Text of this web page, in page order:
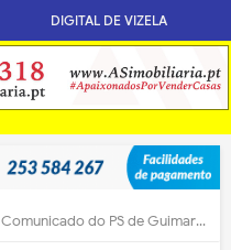
DIGITAL DE VIZELA
Comunicado do PS de Guimarães